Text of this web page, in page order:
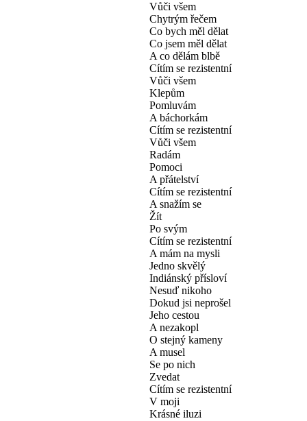
Vůči všem
Chytrým řečem
Co bych měl dělat
Co jsem měl dělat
A co dělám blbě
Cítím se rezistentní
Vůči všem
Klepům
Pomluvám
A báchorkám
Cítím se rezistentní
Vůči všem
Radám
Pomoci
A přátelství
Cítím se rezistentní
A snažím se
Žít
Po svým
Cítím se rezistentní
A mám na mysli
Jedno skvělý
Indiánský přísloví
Nesuď nikoho
Dokud jsi neprošel
Jeho cestou
A nezakopl
O stejný kameny
A musel
Se po nich
Zvedat
Cítím se rezistentní
V moji
Krásné iluzi